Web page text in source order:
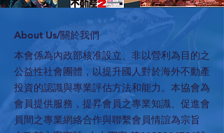
​About Us/關於我們
本會係為內政部核准設立、非以營利為目的之
公益性社會團體，以提升國人對於海外不動產
投資的認識與專業評估方法和能力。本協會為
會員提供服務，提昇會員之專業知識、促進會
員間之專業網絡合作與聯繫會員情誼為宗旨